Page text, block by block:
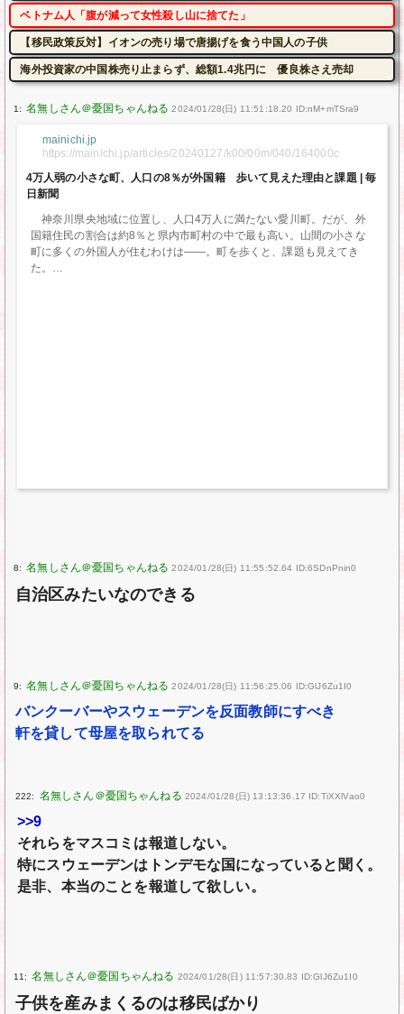
ベトナム人「腹が減って女性殺し山に捨てた」
【移民政策反対】イオンの売り場で唐揚げを食う中国人の子供
海外投資家の中国株売り止まらず、総額1.4兆円に 優良株さえ売却
1: 2024/01/28(日) 11:51:18.20 ID:nM+mTSra9
mainichi.jp
https://mainichi.jp/articles/20240127/k00/00m/040/164000c
4万人弱の小さな町、人口の8％が外国籍 歩いて見えた理由と課題 | 毎
日新聞
神奈川県央地域に位置し、人口4万人に満たない愛川町。だが、外
国籍住民の割合は約8％と県内市町村の中で最も高い。山間の小さな
町に多くの外国人が住むわけは――。町を歩くと、課題も見えてき
た。
8: 2024/01/28(日) 11:55:52.64 ID:6SDnPnin0
自治区みたいなのできる
9: 2024/01/28(日) 11:56:25.06 ID:GlJ6Zu1I0
バンクーバーやスウェーデンを反面教師にすべき
軒を貸して母屋を取られてる
222: 2024/01/28(日) 13:13:36.17 ID:TiXXlVao0
>>9
それらをマスコミは報道しない。
特にスウェーデンはトンデモな国になっていると聞く。
是非、本当のことを報道して欲しい。
11: 2024/01/28(日) 11:57:30.83 ID:GlJ6Zu1I0
子供を産みまくるのは移民ばかり